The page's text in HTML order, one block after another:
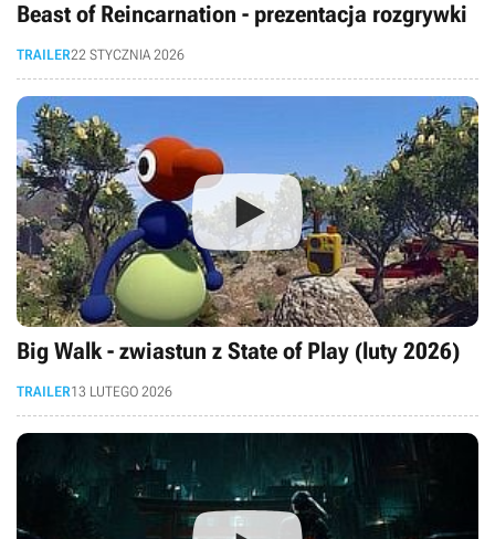
Beast of Reincarnation - prezentacja rozgrywki
TRAILER22 STYCZNIA 2026
Big Walk - zwiastun z State of Play (luty 2026)
TRAILER13 LUTEGO 2026